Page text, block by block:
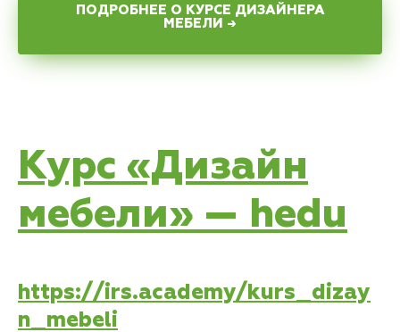
ПОДРОБНЕЕ О КУРСЕ ДИЗАЙНЕРА
МЕБЕЛИ →
Курс «Дизайн
мебели» — hedu
https://irs.academy/kurs_dizay
n_mebeli